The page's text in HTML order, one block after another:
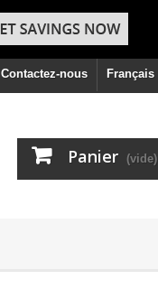
Français
Contactez-nous
Panier (vide)